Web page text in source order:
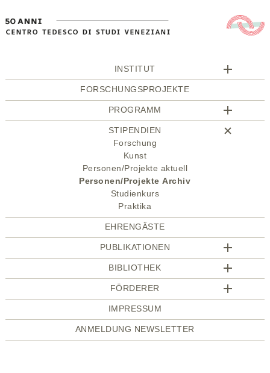
INSTITUT
FORSCHUNGSPROJEKTE
PROGRAMM
STIPENDIEN
Forschung
Kunst
Personen/Projekte aktuell
Personen/Projekte Archiv
Studienkurs
Praktika
EHRENGÄSTE
PUBLIKATIONEN
BIBLIOTHEK
FÖRDERER
IMPRESSUM
ANMELDUNG NEWSLETTER